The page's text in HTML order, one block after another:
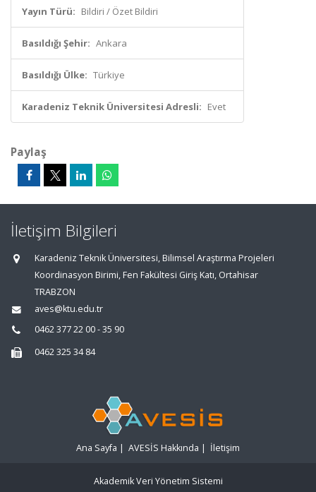
Yayın Türü: Bildiri / Özet Bildiri
Basıldığı Şehir: Ankara
Basıldığı Ülke: Türkiye
Karadeniz Teknik Üniversitesi Adresli: Evet
Paylaş
İletişim Bilgileri
Karadeniz Teknik Üniversitesi, Bilimsel Araştırma Projeleri
Koordinasyon Birimi, Fen Fakültesi Giriş Katı, Ortahisar
TRABZON
aves@ktu.edu.tr
0462 377 22 00 - 35 90
0462 325 34 84
Ana Sayfa | AVESİS Hakkında | İletişim
Akademik Veri Yönetim Sistemi